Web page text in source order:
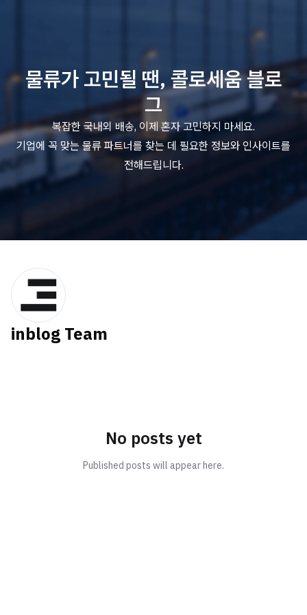
물류가 고민될 땐, 콜로세움 블로
그
복잡한 국내외 배송, 이제 혼자 고민하지 마세요.
기업에 꼭 맞는 물류 파트너를 찾는 데 필요한 정보와 인사이트를
전해드립니다.
inblog Team
No posts yet
Published posts will appear here.